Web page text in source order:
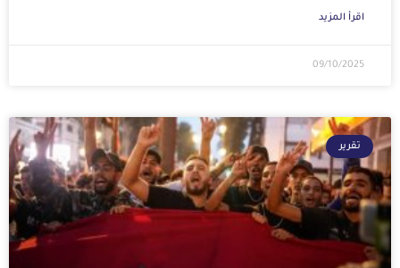
اقرأ المزيد
09/10/2025
تقرير